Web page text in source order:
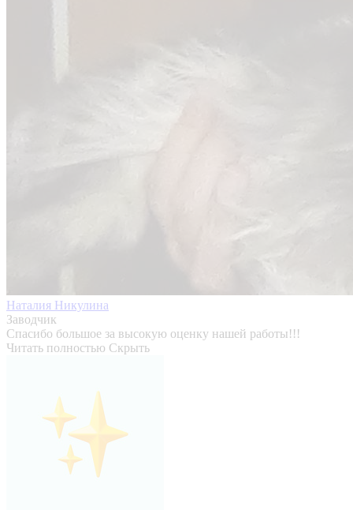
Наталия Никулина
Заводчик
Спасибо большое за высокую оценку нашей работы!!!
Читать полностью Скрыть